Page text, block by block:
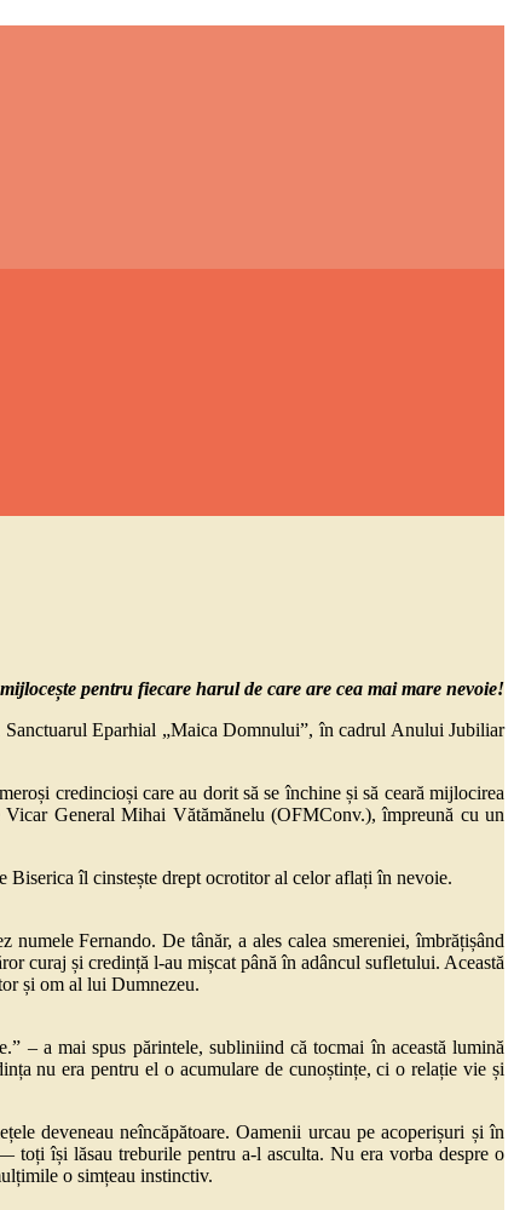
pentru fiecare harul de care are cea mai mare nevoie!
Eparhial „Maica Domnului”, în cadrul Anului Jubiliar
credincioși care au dorit să se închine și să ceară mijlocirea
General Mihai Vătămănelu (OFMConv.), împreună cu un
îl cinstește drept ocrotitor al celor aflați în nevoie.
Fernando. De tânăr, a ales calea smereniei, îmbrățișând
curaj și credință l-au mișcat până în adâncul sufletului. Această
și om al lui Dumnezeu.
– a mai spus părintele, subliniind că tocmai în această lumină
nu era pentru el o acumulare de cunoștințe, ci o relație vie și
deveneau neîncăpătoare. Oamenii urcau pe acoperișuri și în
toți își lăsau treburile pentru a-l asculta. Nu era vorba despre o
o simțeau instinctiv.